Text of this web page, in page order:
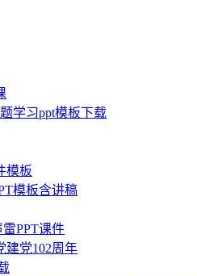
学习ppt模板下载
模板
模板含讲稿
PPT课件
建党102周年